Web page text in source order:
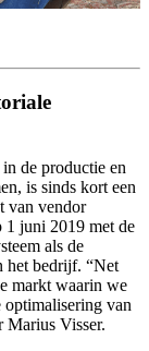
de productie en
is sinds kort een
van vendor
juni 2019 met de
als de
het bedrijf. “Net
markt waarin we
optimalisering van
Marius Visser.